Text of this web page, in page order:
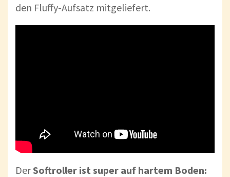
den Fluffy-Aufsatz mitgeliefert.
DerSoftroller ist super auf hartem Boden: